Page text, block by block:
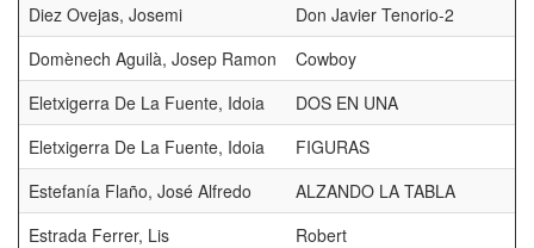
Diez Ovejas, Josemi
Don Javier Tenorio-2
Domènech Aguilà, Josep Ramon
Cowboy
Eletxigerra De La Fuente, Idoia
DOS EN UNA
Eletxigerra De La Fuente, Idoia
FIGURAS
Estefanía Flaño, José Alfredo
ALZANDO LA TABLA
Estrada Ferrer, Lis
Robert